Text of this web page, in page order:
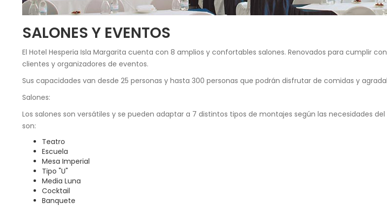
SALONES Y EVENTOS
El Hotel Hesperia Isla Margarita cuenta con 8 amplios y confortables salones. Renovados para cumplir
clientes y organizadores de eventos.
Sus capacidades van desde 25 personas y hasta 300 personas que podrán disfrutar de comidas y
Salones:
Los salones son versátiles y se pueden adaptar a 7 distintos tipos de montajes según las necesidades
son:
Teatro
Escuela
Mesa Imperial
Tipo "U"
Media Luna
Cocktail
Banquete